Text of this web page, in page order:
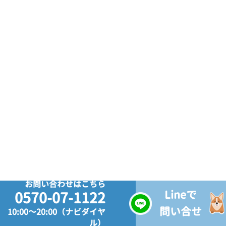
お問い合わせはこちら
0570-07-1122
10:00～20:00（ナビダイヤ
ル）
Lineで
問い合せ